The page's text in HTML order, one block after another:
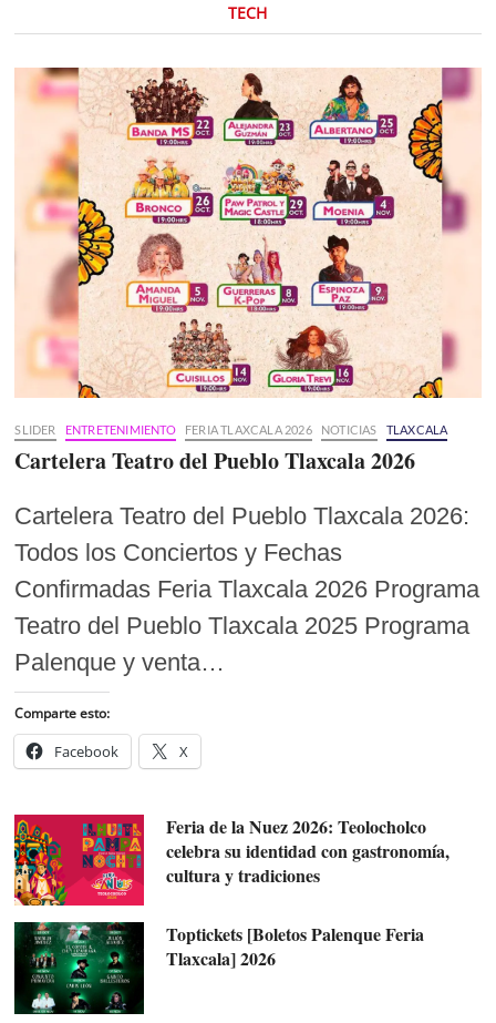
TECH
SLIDER ENTRETENIMIENTO FERIA TLAXCALA 2026 NOTICIAS TLAXCALA
Cartelera Teatro del Pueblo Tlaxcala 2026
Cartelera Teatro del Pueblo Tlaxcala 2026:
Todos los Conciertos y Fechas
Confirmadas Feria Tlaxcala 2026 Programa
Teatro del Pueblo Tlaxcala 2025 Programa
Palenque y venta…
Comparte esto:
Facebook X
Feria de la Nuez 2026: Teolocholco
celebra su identidad con gastronomía,
cultura y tradiciones
Toptickets [Boletos Palenque Feria
Tlaxcala] 2026